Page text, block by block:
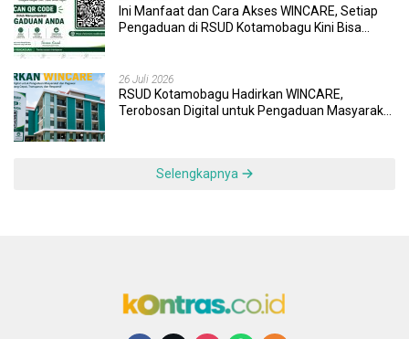
Ini Manfaat dan Cara Akses WINCARE, Setiap
Pengaduan di RSUD Kotamobagu Kini Bisa
26 Juli 2026
RSUD Kotamobagu Hadirkan WINCARE,
Terobosan Digital untuk Pengaduan Masyarakat
Selengkapnya